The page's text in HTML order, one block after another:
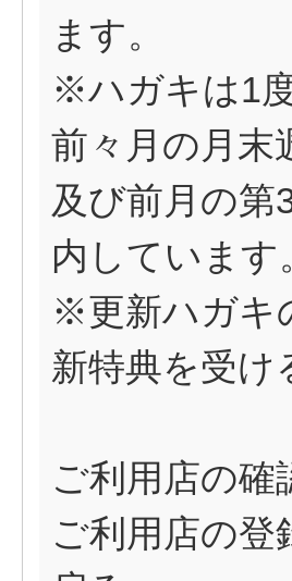
ます。
※ハガキは1
前々月の月末
及び前月の第
内しています
※更新ハガキ
新特典を受け
ご利用店の確
ご利用店の登